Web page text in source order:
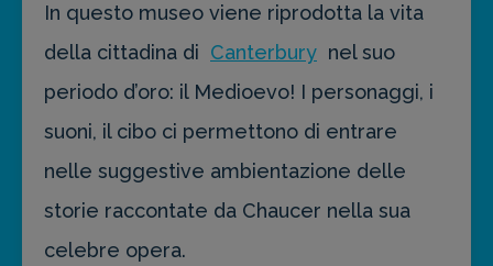
In questo museo viene riprodotta la vita
della cittadina di Canterbury nel suo
periodo d’oro: il Medioevo! I personaggi, i
suoni, il cibo ci permettono di entrare
nelle suggestive ambientazione delle
storie raccontate da Chaucer nella sua
celebre opera.